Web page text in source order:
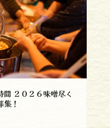
間 ２０２６味噌尽く
！